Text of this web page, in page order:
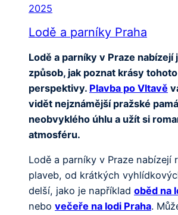
2025
Lodě a parníky Praha
Lodě a parníky v Praze nabízejí
způsob, jak poznat krásy
perspektivy. Plavba po Vltavě
vidět nejznámější pražské
neobvyklého úhlu a užít si
atmosféru.
Lodě a parníky v Praze nabízejí
plaveb, od krátkých
delší, jako je například oběd na
nebo večeře na lodi Praha.